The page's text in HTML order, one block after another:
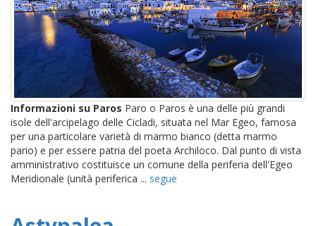
Informazioni su Paros Paro o Paros è una delle più grandi
isole dell'arcipelago delle Cicladi, situata nel Mar Egeo, famosa
per una particolare varietà di marmo bianco (detta marmo
pario) e per essere patria del poeta Archiloco. Dal punto di vista
amministrativo costituisce un comune della periferia dell'Egeo
Meridionale (unità periferica ... segue